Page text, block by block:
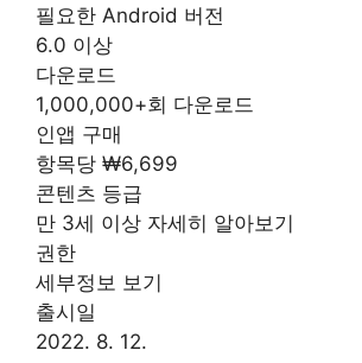
필요한 Android 버전
6.0 이상
다운로드
1,000,000+회 다운로드
인앱 구매
항목당 ₩6,699
콘텐츠 등급
만 3세 이상 자세히 알아보기
권한
세부정보 보기
출시일
2022. 8. 12.